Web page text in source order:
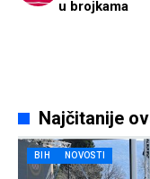
u brojkama
Najčitanije
BIH NOVOSTI